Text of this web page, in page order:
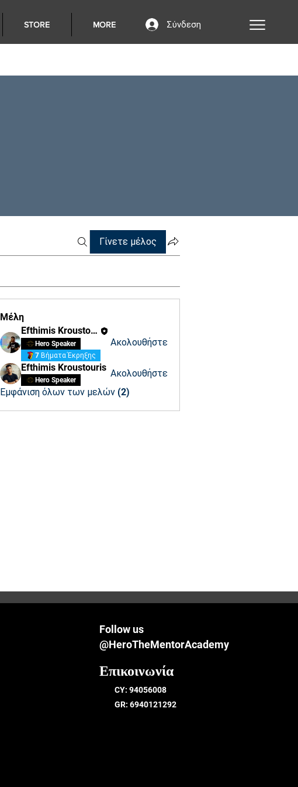
STORE MORE Σύνδεση
Γίνετε μέλος
Μέλη
Efthimis Kroustouris
Hero Speaker
7 Βήματα Έκρηξης
Ακολουθήστε
Efthimis Kroustouris
Hero Speaker
Ακολουθήστε
Εμφάνιση όλων των μελών (2)
Follow us
@HeroTheMentorAcademy
Επικοινωνία
CY: 94056008
GR: 6940121292